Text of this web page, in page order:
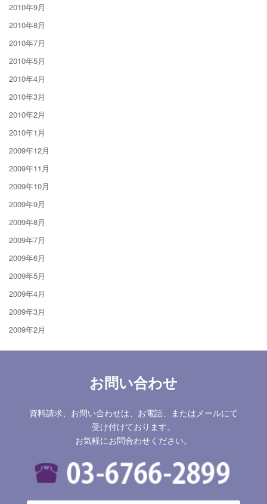
2010年9月
2010年8月
2010年7月
2010年5月
2010年4月
2010年3月
2010年2月
2010年1月
2009年12月
2009年11月
2009年10月
2009年9月
2009年8月
2009年7月
2009年6月
2009年5月
2009年4月
2009年3月
2009年2月
お問い合わせ
資料請求、お問い合わせは、お電話、またはメールにて
受け付けております。
お気軽にお問合わせください。